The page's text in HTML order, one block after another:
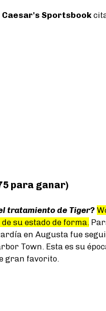
Caesar's Sportsbook
para ganar)
tratamiento de Tiger?
su estado de forma.
en Augusta fue
Town. Esta es su
gran favorito.